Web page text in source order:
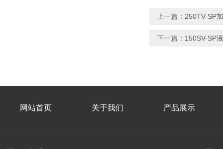
上一篇： 250TV-SP
下一篇： 150SV-SP
网站首页 关于我们 产品展示